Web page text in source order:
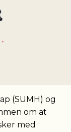
(SUMH) og
om at
med